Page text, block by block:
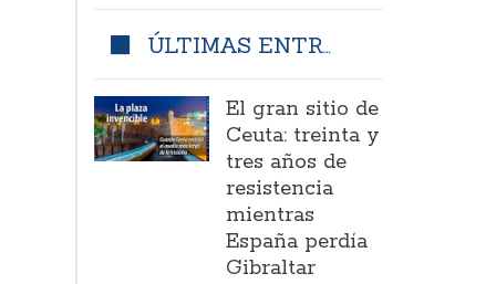
ÚLTIMAS ENTRADAS
El gran sitio de
Ceuta: treinta y
tres años de
resistencia
mientras
España perdía
Gibraltar